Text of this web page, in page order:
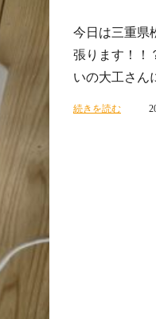
今日は三重県
張ります！！
いの大工さん
続きを読む